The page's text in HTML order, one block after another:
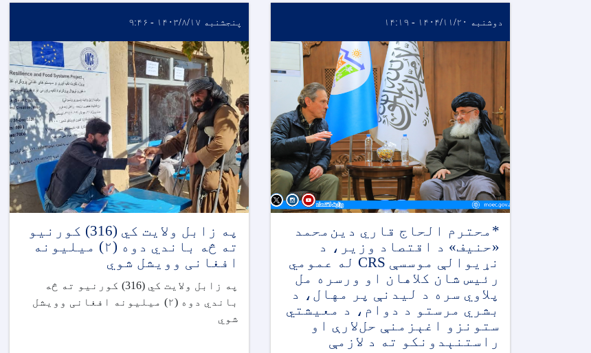
دوشنبه ۱۴۰۴/۱۱/۲۰ - ۱۴:۱۹
*محترم الحاج قاري دین‌محمد
«حنیف» د اقتصاد وزیر، د
نړیوالې موسسې CRS له عمومي
رئیس شان کلاهان او ورسره مل
پلاوي سره د لیدنې پر مهال، د
بشري مرستو د دوام، د معیشتي
ستونزو اغېزمنې حل‌لارې او
راستنېدونکو ته د لازمې
پنجشنبه ۱۴۰۳/۸/۱۷ - ۹:۴۶
په زابل ولايت کي (316) کورنیو
ته څه باندي دوه (٢) ميليونه
افغانی وويشل شوي
په زابل ولايت کي (316) کورنیو ته څه
باندي دوه (٢) ميليونه افغانی وويشل
شوي